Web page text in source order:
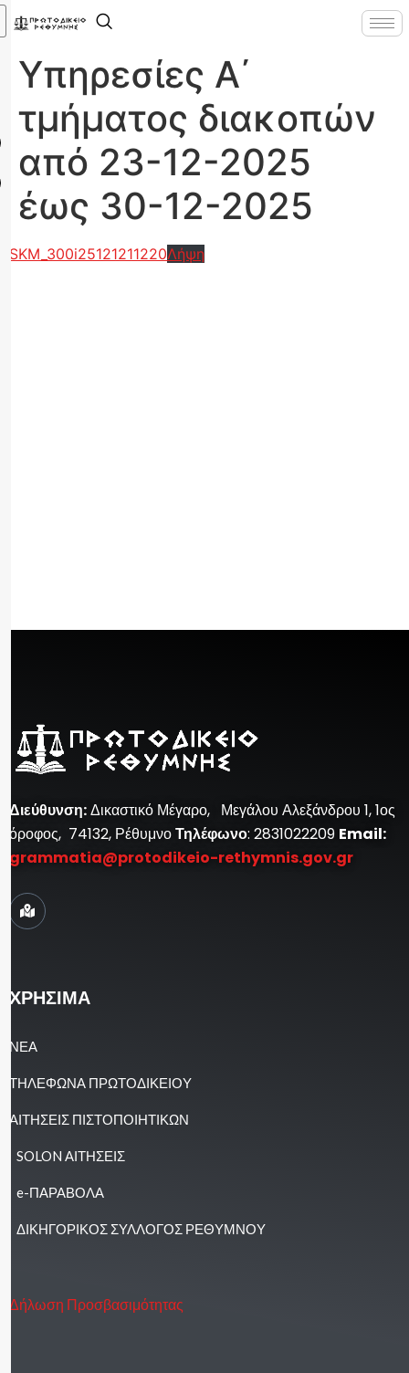
Υπηρεσίες Α΄
τμήματος διακοπών
από 23-12-2025
έως 30-12-2025
SKM_300i25121211220Λήψη
Διεύθυνση:Δικαστικό Μέγαρο, Μεγάλου Αλεξάνδρου 1, 1ος
όροφος, 74132, ΡέθυμνοΤηλέφωνο: 2831022209 Email:
grammatia@protodikeio-rethymnis.gov.gr
ΧΡΗΣΙΜΑ
ΝΕΑ
ΤΗΛΕΦΩΝΑ ΠΡΩΤΟΔΙΚΕΙΟΥ
ΑΙΤΗΣΕΙΣ ΠΙΣΤΟΠΟΙΗΤΙΚΩΝ
SOLON ΑΙΤΗΣΕΙΣ
e-ΠΑΡΑΒΟΛΑ
ΔΙΚΗΓΟΡΙΚΟΣ ΣΥΛΛΟΓΟΣ ΡΕΘΥΜΝΟΥ
Δήλωση Προσβασιμότητας